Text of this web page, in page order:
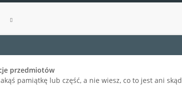
przedmiotów
pamiątkę lub część, a nie wiesz, co to jest ani skąd